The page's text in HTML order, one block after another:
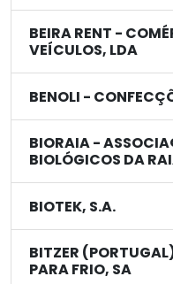
BEIRA RENT -
VEÍCULOS, LDA
BENOLI -
BIORAIA -
BIOLÓGICOS DA
BIOTEK, S.A.
BITZER
PARA FRIO, SA